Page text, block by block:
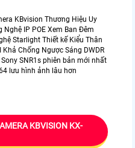
KBvision Thương Hiệu Uy
IP POE Xem Ban Đêm
Starlight Thiết kế Kiểu Thân
Chống Ngược Sáng DWDR
SNR1s phiên bản mới nhất
lưu hình ảnh lâu hơn
KBVISION KX-